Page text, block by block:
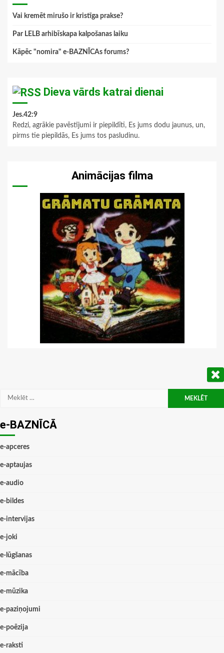
Vai kremēt mirušo ir kristīga prakse?
Par LELB arhibīskapa kalpošanas laiku
Kāpēc "nomira" e-BAZNĪCAs forums?
Dieva vārds katrai dienai
Jes.42:9
Redzi, agrākie pavēstījumi ir piepildīti, Es jums dodu jaunus, un,
pirms tie piepildās, Es jums tos pasludinu.
Animācijas filma
Meklēt:
e-BAZNĪCĀ
e-apceres
e-aptaujas
e-audio
e-bildes
e-intervijas
e-joki
e-lūgšanas
e-mācība
e-mūzika
e-paziņojumi
e-poēzija
e-raksti